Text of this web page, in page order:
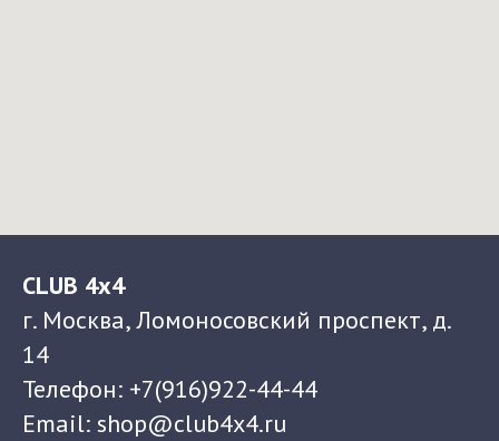
CLUB 4x4
г. Москва, Ломоносовский проспект, д.
14
Телефон: +7(916)922-44-44
Email: shop@club4x4.ru